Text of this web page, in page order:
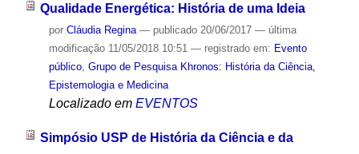
Qualidade Energética: História de uma Ideia
por Cláudia Regina — publicado20/06/2017 — última
modificação11/05/2018 10:51 — registrado em: Evento
público, Grupo de Pesquisa Khronos: História da Ciência,
Epistemologia e Medicina
Localizado em EVENTOS
Simpósio USP de História da Ciência e da